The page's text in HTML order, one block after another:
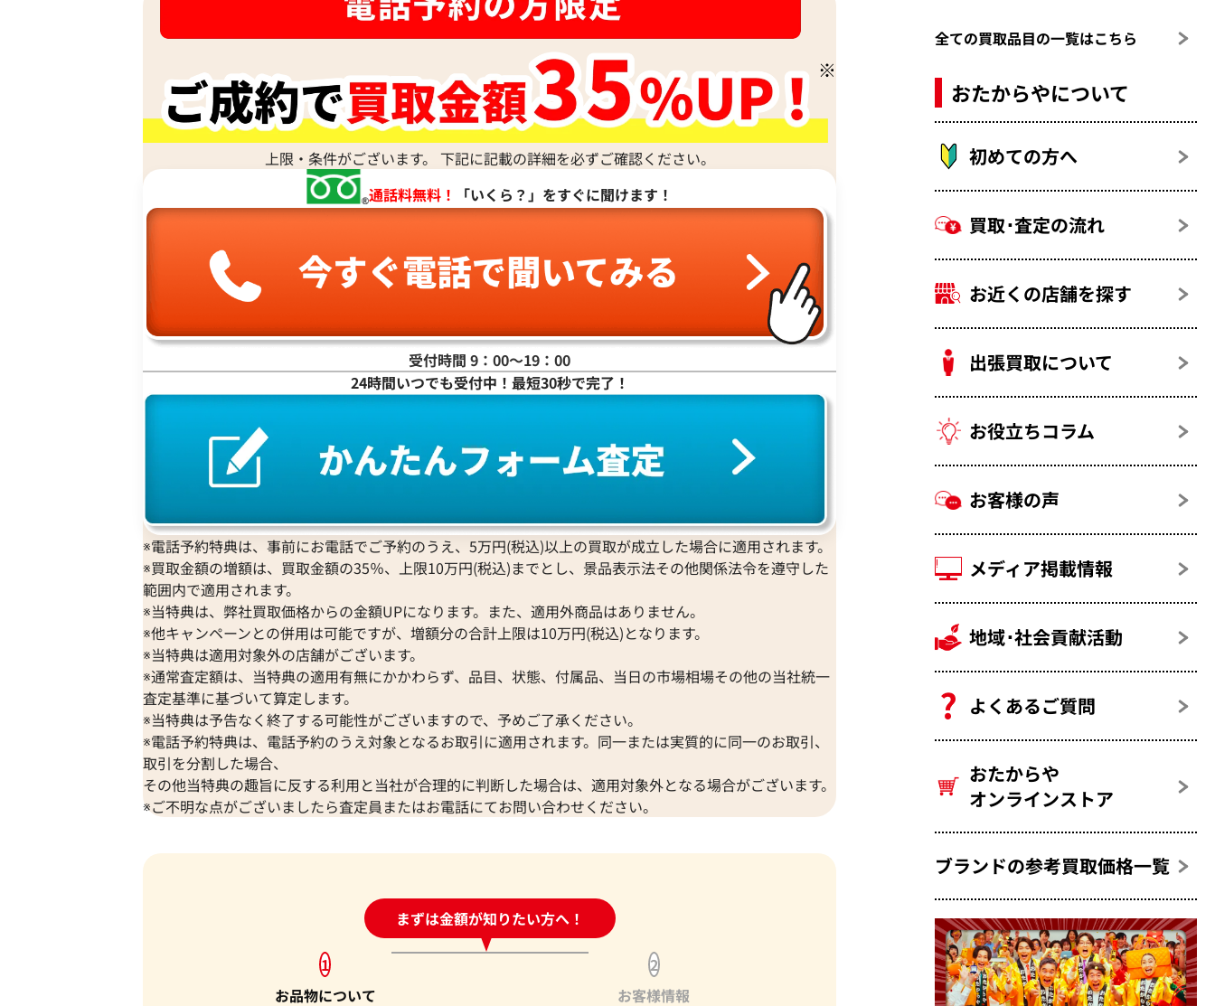
マルニ トートバッグ PVC
参考買取価格
2025年3月3日時点
マルニ トートバッグ レザー
参考買取価格
2026年2月3日時点
マルニ ハンドバッグ ビニール
参考買取価格
6,000 円
2025年5月17日時点
マルニ トートバッグ レザー
参考買取価格
円
2024年10月17日時点
マルニ トートバッグ メッシュ
参考買取価格
2026年6月17日時点
金のブローチ 買取
金の仏像 買取
金杯 買取
金歯 買取
金貨･銀貨 買取
イエローゴールド 買取
ホワイトゴールド 買取
金コンビ 買取
プラチナ 買取
Pt1000 買取
Pt950 買取
Pt900 買取
Pt&Pm 買取
銀･シルバー 買取
パラジウム 買取
オパール 買取
翡翠 買取
パライバトルマリン 買取
パール 買取
カルティエ 買取
ブルガリ 買取
ハリー･ウィンストン 買取
ヴァンクリーフ&
アーペル 買取
グッチ 買取
ショーメ 買取
買取可能な商品をもっと見る
フィリップ 買取
カルティエ 買取
エルメス 買取
シャネル 買取
タグ・ホイヤー 買取
買取
ブライトリング
買取
A. ランゲ&
ブルガリ 買取
フランク ミュラー 買取
IWC 買取
買取可能な商品をもっと見る
上限・条件がございます。 下記に記載の詳細を必ずご確認ください。
通話料無料！
「いくら？」をすぐに聞けます！
受付時間 9：00〜19：00
24時間いつでも受付中！最短30秒で完了！
※電話予約特典は、事前にお電話でご予約のうえ、5万円(税込)以上の買取が成立した場合に適用されます。
※買取金額の増額は、買取金額の35％、上限10万円(税込)までとし、景品表示法その他関係法令を遵守した
範囲内で適用されます。
※当特典は、弊社買取価格からの金額UPになります。また、適用外商品はありません。
※他キャンペーンとの併用は可能ですが、増額分の合計上限は10万円(税込)となります。
※当特典は適用対象外の店舗がございます。
※通常査定額は、当特典の適用有無にかかわらず、品目、状態、付属品、当日の市場相場その他の当社統一
査定基準に基づいて算定します。
※当特典は予告なく終了する可能性がございますので、予めご了承ください。
※電話予約特典は、電話予約のうえ対象となるお取引に適用されます。同一または実質的に同一のお取引、
取引を分割した場合、
その他当特典の趣旨に反する利用と当社が合理的に判断した場合は、適用対象外となる場合がございます。
※ご不明な点がございましたら査定員またはお電話にてお問い合わせください。
まずは金額が知りたい方へ！
24時間受付中!問い合わせフォーム
1
お品物について
2
お客様情報
全ての買取品目の一覧はこちら
おたからやについて
初めての方へ
買取･査定の流れ
お近くの店舗を探す
出張買取について
お役立ちコラム
お客様の声
メディア掲載情報
地域･社会貢献活動
よくあるご質問
おたからや
オンラインストア
ブランドの参考買取価格一覧